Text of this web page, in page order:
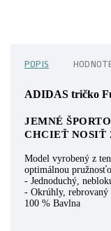
POPIS
ADIDAS tričko
JEMNÉ
CHCIEŤ NOSIŤ
Model vyrobený z
optimálnou
- Jednoduchý,
- Okrúhly, rebrovaný
100 % Bavlna